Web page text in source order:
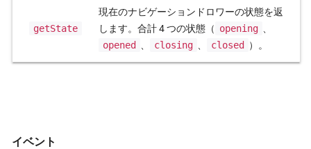
getState
現在のナビゲーションドロワーの状態を返
します。合計 4 つの状態（ opening
opened
closing closed ）。
イベント